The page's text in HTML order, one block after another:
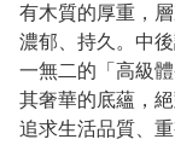
有木質的厚重，層
濃郁、持久。中
一無二的「高級體
其奢華的底蘊，
追求生活品質、